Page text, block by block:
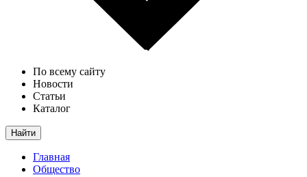
По всему сайту
Новости
Статьи
Каталог
Найти
Главная
Общество